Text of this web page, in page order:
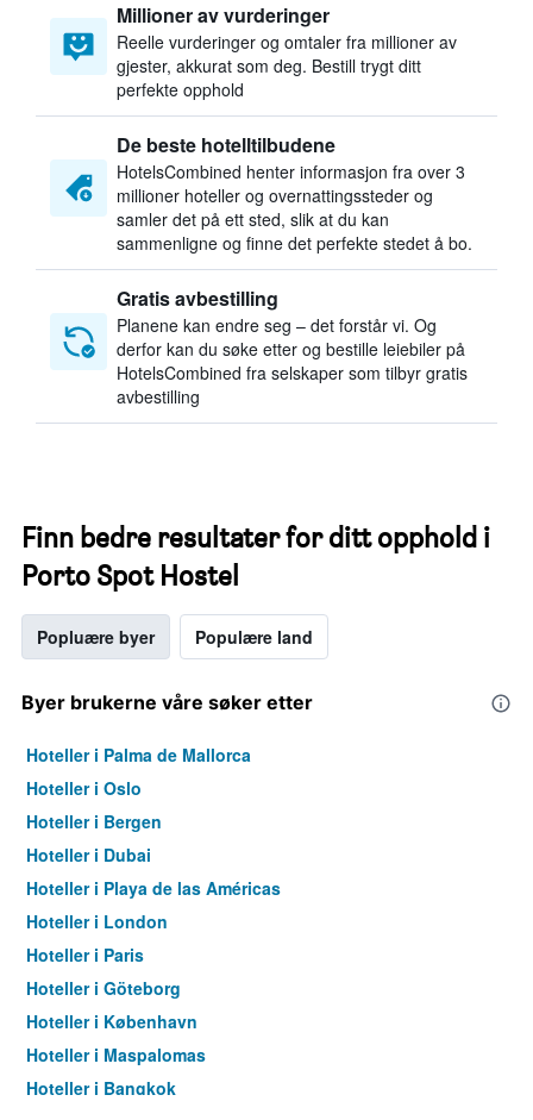
Millioner av vurderinger
Reelle vurderinger og omtaler fra millioner av
gjester, akkurat som deg. Bestill trygt ditt
perfekte opphold
De beste hotelltilbudene
HotelsCombined henter informasjon fra over 3
millioner hoteller og overnattingssteder og
samler det på ett sted, slik at du kan
sammenligne og finne det perfekte stedet å bo.
Gratis avbestilling
Planene kan endre seg – det forstår vi. Og
derfor kan du søke etter og bestille leiebiler på
HotelsCombined fra selskaper som tilbyr gratis
avbestilling
Finn bedre resultater for ditt opphold i
Porto Spot Hostel
Popluære byer Populære land
Byer brukerne våre søker etter
Hoteller i Palma de Mallorca
Hoteller i Oslo
Hoteller i Bergen
Hoteller i Dubai
Hoteller i Playa de las Américas
Hoteller i London
Hoteller i Paris
Hoteller i Göteborg
Hoteller i København
Hoteller i Maspalomas
Hoteller i Bangkok